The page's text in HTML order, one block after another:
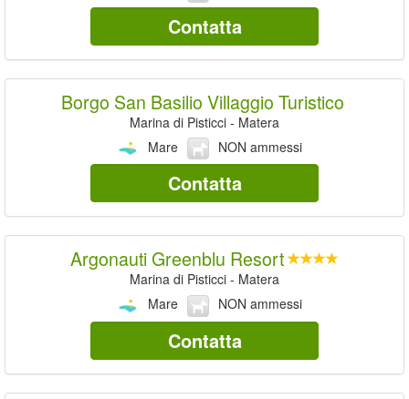
Contatta
Borgo San Basilio Villaggio Turistico
Marina di Pisticci - Matera
Mare
NON ammessi
Contatta
Argonauti Greenblu Resort
Marina di Pisticci - Matera
Mare
NON ammessi
Contatta